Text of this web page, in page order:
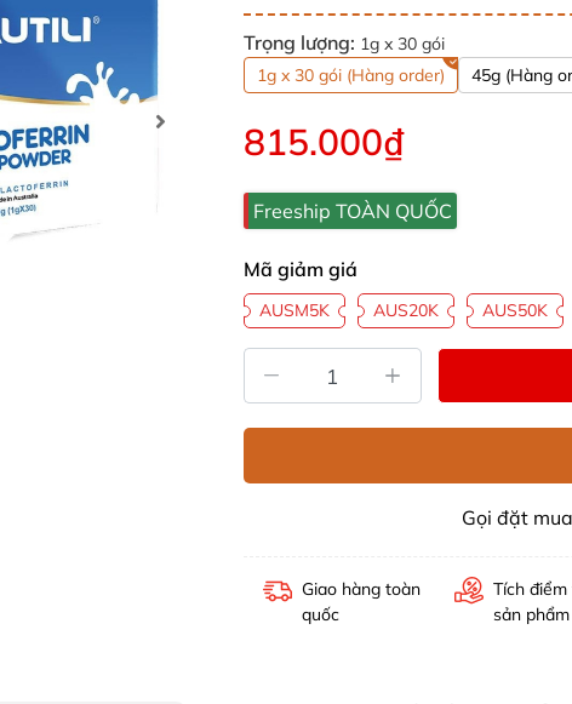
Trọng lượng: 1g x 30 gói
1g x 30 gói (Hàng order)
45g (Hàng
815.000₫
Freeship TOÀN QUỐC
Mã giảm giá
AUSM5K AUS20K AUS50K
Gọi đặt
Giao hàng toàn
quốc
Tích
sản phẩm